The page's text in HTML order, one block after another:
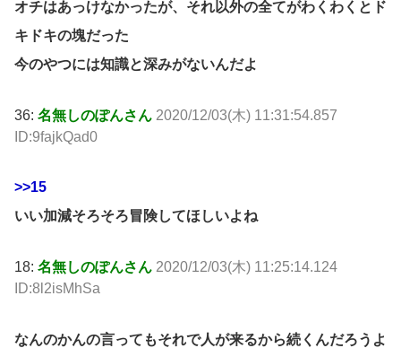
オチはあっけなかったが、それ以外の全てがわくわくとド
キドキの塊だった
今のやつには知識と深みがないんだよ
36: 名無しのぽんさん 2020/12/03(木) 11:31:54.857
ID:9fajkQad0
>>15
いい加減そろそろ冒険してほしいよね
18: 名無しのぽんさん 2020/12/03(木) 11:25:14.124
ID:8l2isMhSa
なんのかんの言ってもそれで人が来るから続くんだろうよ